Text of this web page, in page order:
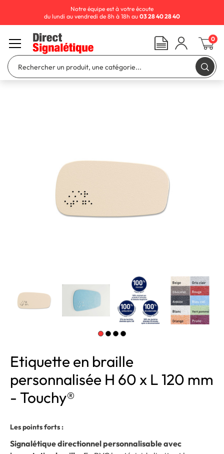
Etiquette en braille
personnalisée H 60 x L 120 mm
- Touchy®
Les points forts :
Signalétique directionnel personnalisable avec
Notre équipe est à votre écoute
du lundi au vendredi de 8h à 18h au 03 28 40 28 40
0